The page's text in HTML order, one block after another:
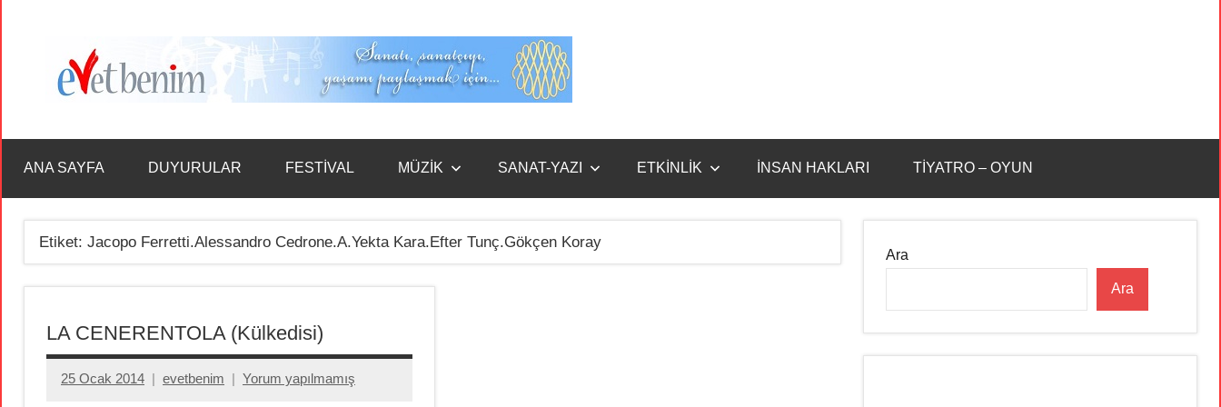
Benim
ANA SAYFA DUYURULAR FESTİVAL MÜZİK SANAT-YAZI ETKİNLİK İNSAN HAKLARI TİYATRO – OYUN
Etiket: Jacopo Ferretti.Alessandro Cedrone.A.Yekta Kara.Efter Tunç.Gökçen Koray
LA CENERENTOLA (Külkedisi)
25 Ocak 2014 evetbenim Yorum yapılmamış
Ara
Ara